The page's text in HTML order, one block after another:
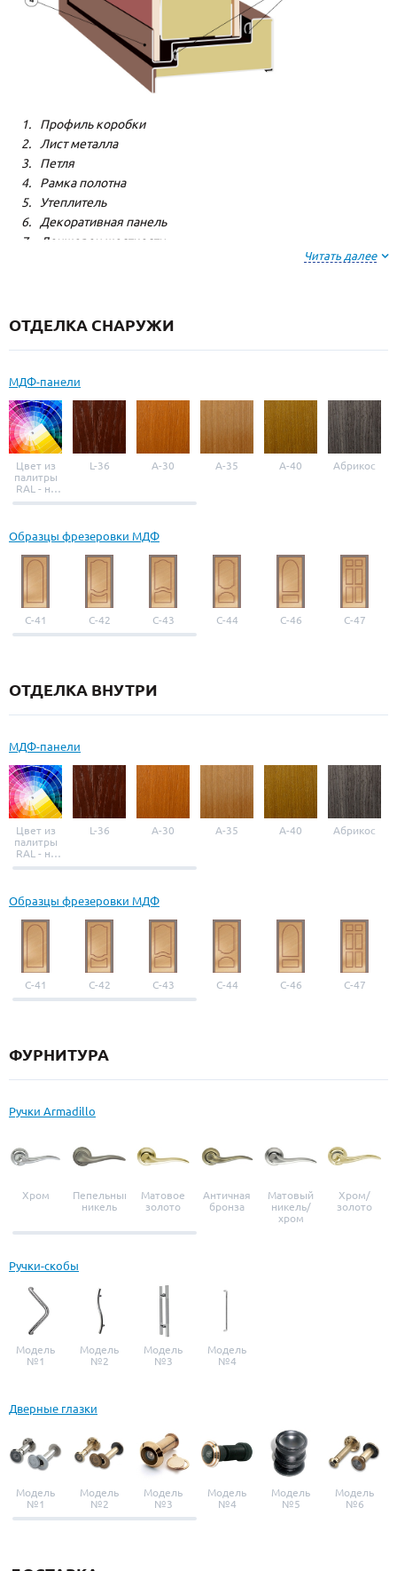
Профиль коробки
Лист металла
Петля
Рамка полотна
Утеплитель
Декоративная панель
Лонжерон жесткости
Читать далее
ОТДЕЛКА СНАРУЖИ
МДФ-панели
Цвет из
палитры
RAL - на
выбор
L-36 A-30 A-35 A-40 Абрикос
Образцы фрезеровки МДФ
С-41 С-42 С-43 С-44 С-46 С-47
ОТДЕЛКА ВНУТРИ
МДФ-панели
Цвет из
палитры
RAL - на
выбор
L-36 A-30 A-35 A-40 Абрикос
Образцы фрезеровки МДФ
С-41 С-42 С-43 С-44 С-46 С-47
ФУРНИТУРА
Ручки Armadillo
Хром
Пепельный
никель
Матовое
золото
Античная
бронза
Матовый
никель/
хром
Хром/
золото
Ручки-скобы
Модель
№1
Модель
№2
Модель
№3
Модель
№4
Дверные глазки
Модель
№1
Модель
№2
Модель
№3
Модель
№4
Модель
№5
Модель
№6